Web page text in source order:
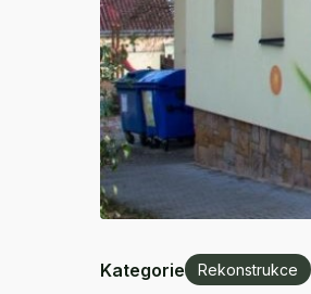
Kategorie Rekonstrukce